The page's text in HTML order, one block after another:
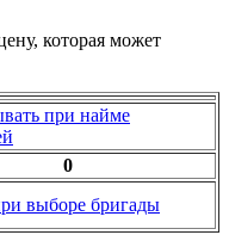
которая может
при найме
0
выборе бригады